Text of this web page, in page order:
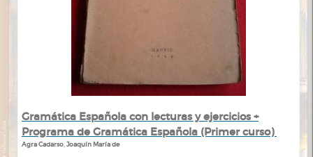
Gramática Española con lecturas y ejercicios +
Programa de Gramática Española (Primer curso)
Agra Cadarso, Joaquín María de